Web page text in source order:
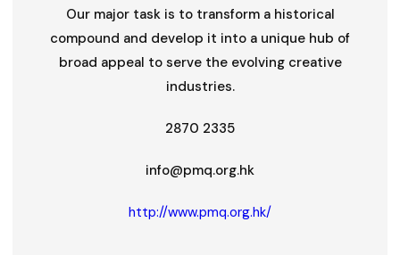
Our major task is to transform a historical
compound and develop it into a unique hub of
broad appeal to serve the evolving creative
industries.
2870 2335
info@pmq.org.hk
http://www.pmq.org.hk/